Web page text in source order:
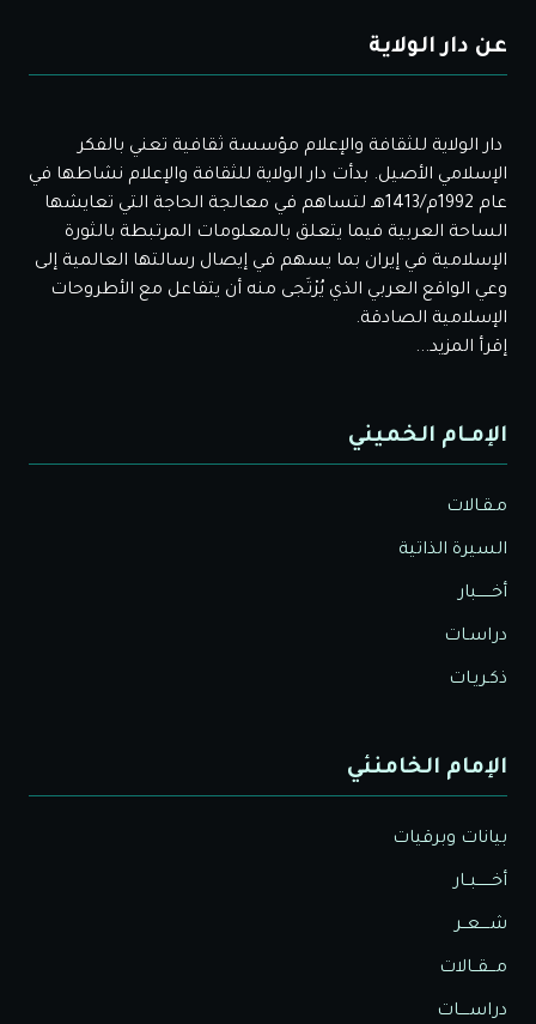
عن دار الولاية
دار الولاية للثقافة والإعلام مؤسسة ثقافية تعني بالفكر
الإسلامي الأصيل. بدأت دار الولاية للثقافة والإعلام نشاطها في
عام 1992م/1413هـ لتساهم في معالجة الحاجة التي تعايشها
الساحة العربية فيما يتعلق بالمعلومات المرتبطة بالثورة
الإسلامية في إيران بما يسهم في إيصال رسالتها العالمية إلى
وعي الواقع العربي الذي يُرْتَجى منه أن يتفاعل مع الأطروحات
الإسلامية الصادقة.
إقرأ المزيد...
الإمـام الخميني
مـقـالات
السيرة الذاتية
أخــــــبار
دراسـات
ذكـريـات
الإمام الخامنئي
بيانات وبرقيات
أخــــــبــار
شــــعــر
مـــقــالات
دراســــات